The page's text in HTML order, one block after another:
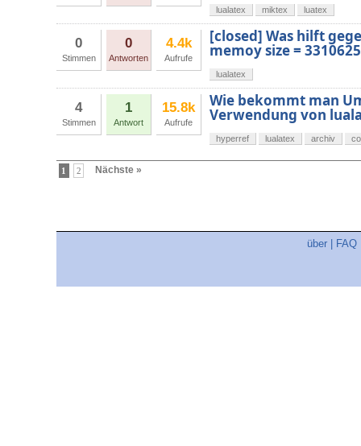
lualatex miktex luatex
0
Stimmen
0
Antworten
4.4k
Aufrufe
[closed] Was hilft
memoy size =
lualatex
4
Stimmen
1
Antwort
15.8k
Aufrufe
Wie bekommt man
Verwendung von
hyperref lualatex archiv
1 2 Nächste »
über FAQ